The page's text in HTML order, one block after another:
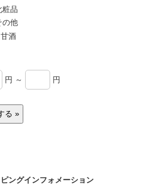
粧品
の他
甘酒
円 ～
円
ングインフォメーション